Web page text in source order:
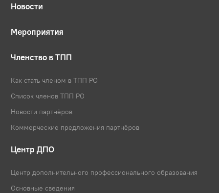
Новости
Мероприятия
Членство в ТПП
Как стать членом в ТПП РО
Список членов ТПП РО
Новости партнёров
Коммерческие предложения партнёров
Центр ДПО
Центр дополнительного профессионального образования
Основные сведения